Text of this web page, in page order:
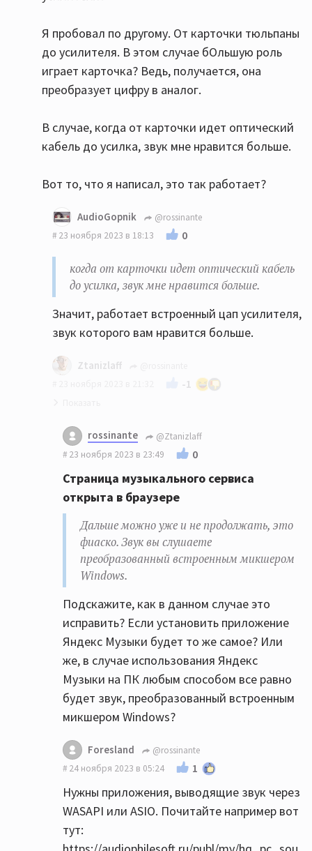
Я пробовал по другому. От карточки тюльпаны
до усилителя. В этом случае бОльшую роль
играет карточка? Ведь, получается, она
преобразует цифру в аналог.
В случае, когда от карточки идет оптический
кабель до усилка, звук мне нравится больше.
Вот то, что я написал, это так работает?
AudioGopnik
@rossinante
23 ноября 2023 в 18:13
0
когда от карточки идет оптический кабель
до усилка, звук мне нравится больше.
Значит, работает встроенный цап усилителя,
звук которого вам нравится больше.
Ztanizlaff
-1
Страница музыкального сервиса открыта
в браузере
фиаско. Звук вы слушаете преобразованный
встроенным микшером Windows.
наче говоря, если так верно сказать,
работает ЦАП усилителя?
Все верно, но он там совсем начальный и
простой, выделите бюджет на цап хотяб
350$, это не так много но прирост будет
заметный.
Вон на Озон скидки пока, дешвле чем на Ali
все.
SMSL DO400 отличный цап еще и усилок для
наушников норм.
https://ozon.ru/t/nBdEBGN
SMSL SU-9 ultra вышел новый, очень хороший
цап, а теперь еще и на AKM наконец-то.
https://ozon.ru/t/nBdEYRe
В случае, когда от карточки идет
оптический кабель до усилка, звук мне
rossinante
@Ztanizlaff
23 ноября 2023 в 23:49
0
Страница музыкального сервиса
открыта в браузере
Дальше можно уже и не продолжать, это
фиаско. Звук вы слушаете
преобразованный встроенным микшером
Windows.
Подскажите, как в данном случае это
исправить? Если установить приложение
Яндекс Музыки будет то же самое? Или
же, в случае использования Яндекс
Музыки на ПК любым способом все равно
будет звук, преобразованный встроенным
микшером Windows?
Foresland
@rossinante
24 ноября 2023 в 05:24
1
Нужны приложения, выводящие звук через
WASAPI или ASIO. Почитайте например вот
тут: